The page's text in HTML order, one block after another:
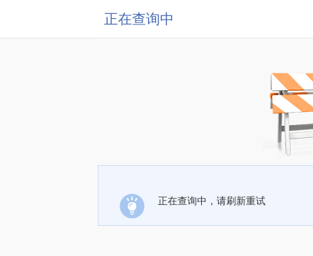
正在查询中
正在查询中，请刷新重试